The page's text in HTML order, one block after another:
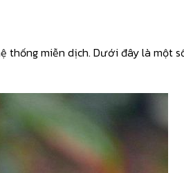
thống miễn dịch. Dưới đây là một